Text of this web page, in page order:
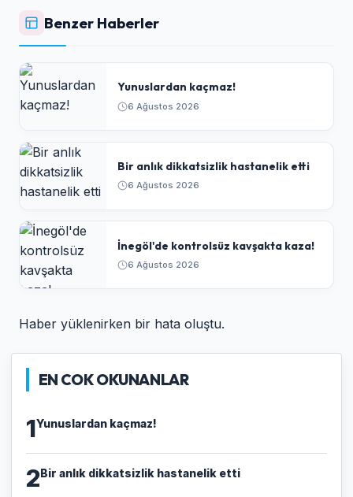
Benzer Haberler
Yunuslardan kaçmaz!
6 Ağustos 2026
Bir anlık dikkatsizlik hastanelik etti
6 Ağustos 2026
İnegöl'de kontrolsüz kavşakta kaza!
6 Ağustos 2026
Haber yüklenirken bir hata oluştu.
EN COK OKUNANLAR
1Yunuslardan kaçmaz!
2Bir anlık dikkatsizlik hastanelik etti